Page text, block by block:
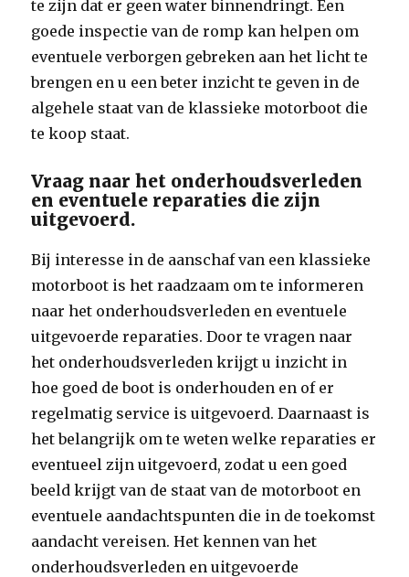
te zijn dat er geen water binnendringt. Een
goede inspectie van de romp kan helpen om
eventuele verborgen gebreken aan het licht te
brengen en u een beter inzicht te geven in de
algehele staat van de klassieke motorboot die
te koop staat.
Vraag naar het onderhoudsverleden
en eventuele reparaties die zijn
uitgevoerd.
Bij interesse in de aanschaf van een klassieke
motorboot is het raadzaam om te informeren
naar het onderhoudsverleden en eventuele
uitgevoerde reparaties. Door te vragen naar
het onderhoudsverleden krijgt u inzicht in
hoe goed de boot is onderhouden en of er
regelmatig service is uitgevoerd. Daarnaast is
het belangrijk om te weten welke reparaties er
eventueel zijn uitgevoerd, zodat u een goed
beeld krijgt van de staat van de motorboot en
eventuele aandachtspunten die in de toekomst
aandacht vereisen. Het kennen van het
onderhoudsverleden en uitgevoerde